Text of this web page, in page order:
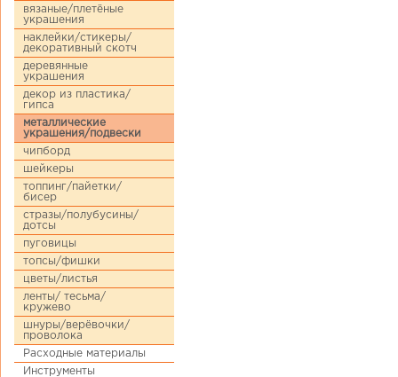
вязаные/плетёные
украшения
наклейки/стикеры/
декоративный скотч
деревянные
украшения
декор из пластика/
гипса
металлические
украшения/подвески
чипборд
шейкеры
топпинг/пайетки/
бисер
стразы/полубусины/
дотсы
пуговицы
топсы/фишки
цветы/листья
ленты/ тесьма/
кружево
шнуры/верёвочки/
проволока
Расходные материалы
Инструменты